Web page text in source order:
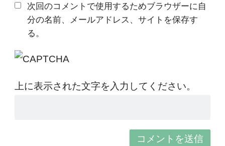
次回のコメントで使用するためブラウザーに自
分の名前、メールアドレス、サイトを保存す
る。
上に表示された文字を入力してください。